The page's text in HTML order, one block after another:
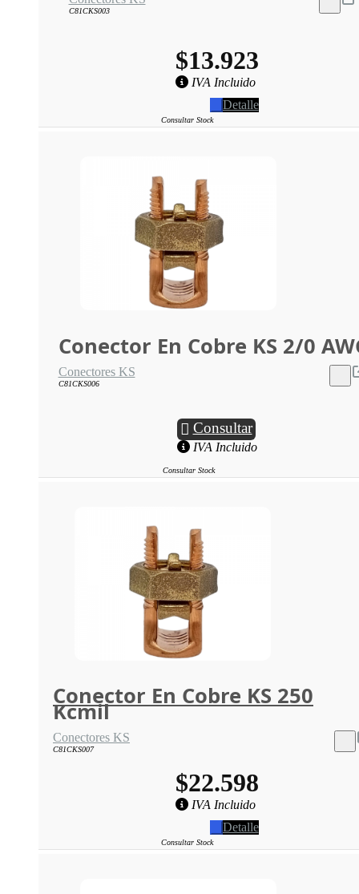
C81CKS003
$13.923
IVA Incluido
Detalle
Consultar Stock
Conector En Cobre KS 2/0
Conectores KS
C81CKS006
Consultar
IVA Incluido
Consultar Stock
Conector En Cobre KS 250
Kcmil
Conectores KS
C81CKS007
$22.598
IVA Incluido
Detalle
Consultar Stock